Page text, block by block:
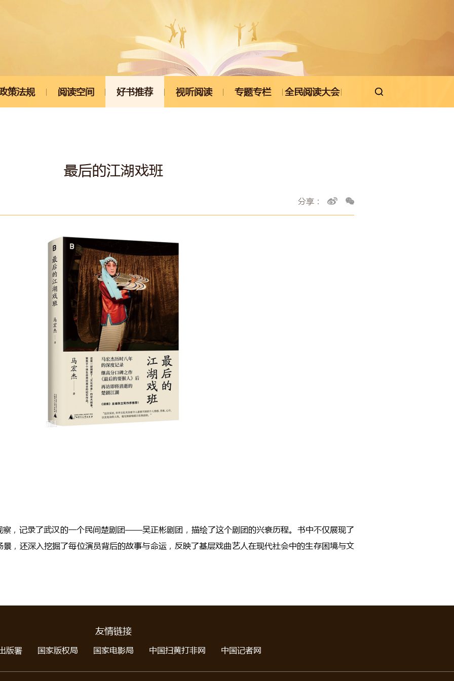
策法规 阅读空间 好书推荐 视听阅读 专题专栏 全民阅读大会 
最后的江湖戏班
分享：  
察，记录了武汉的一个民间楚剧团——吴正彬剧团，描绘了这个剧团的兴衰历程。书中不仅展现了
，还深入挖掘了每位演员背后的故事与命运，反映了基层戏曲艺人在现代社会中的生存困境与文
友情链接
版署 国家版权局 国家电影局 中国扫黄打非网 中国记者网